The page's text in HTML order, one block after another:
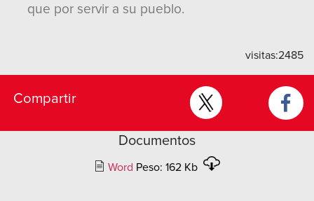
que por servir a su pueblo.
visitas:2485
Compartir
Documentos
Word Peso: 162 Kb